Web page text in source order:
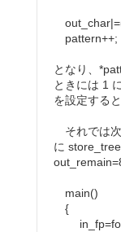
pattern++;
となり、
ときには 1
を設定する
それでは次
に
main()
{